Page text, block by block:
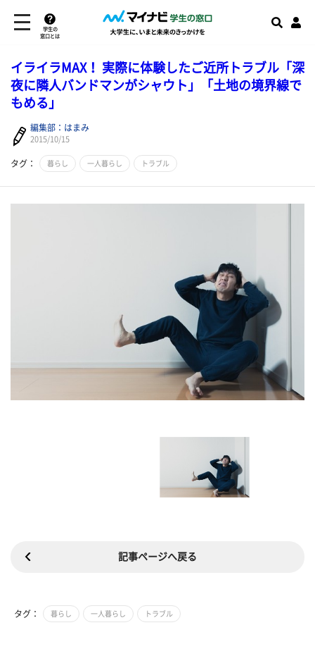
学生の
窓口とは
イライラMAX！ 実際に体験したご近所トラブル「深
夜に隣人バンドマンがシャウト」「土地の境界線で
もめる」
編集部：はまみ
2015/10/15
タグ： 暮らし 一人暮らし トラブル
記事ページへ戻る
タグ： 暮らし 一人暮らし トラブル